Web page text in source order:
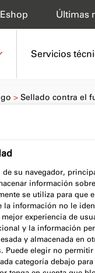
Servicios
Eshop Últimas
Sellado contra el
su navegador,
información
se utiliza para que
la información no le
experiencia de
y la información
y almacenada en
Puede elegir no permitir
categoría debajo para